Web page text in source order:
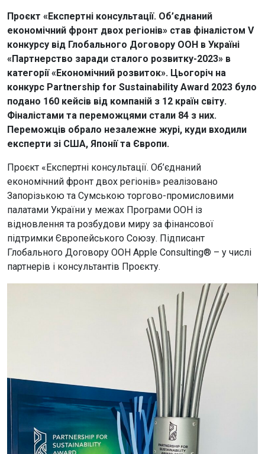
Проєкт «Експертні консультації. Об’єднаний
економічний фронт двох регіонів» став фіналістом V
конкурсу від Глобального Договору ООН в Україні
«Партнерство заради сталого розвитку-2023» в
категорії «Економічний розвиток». Цьогоріч на
конкурс Partnership for Sustainability Award 2023 було
подано 160 кейсів від компаній з 12 країн світу.
Фіналістами та переможцями стали 84 з них.
Переможців обрало незалежне журі, куди входили
експерти зі США, Японії та Європи.
Проєкт «Експертні консультації. Об’єднаний
економічний фронт двох регіонів» реалізовано
Запорізькою та Сумською торгово-промисловими
палатами України у межах Програми ООН із
відновлення та розбудови миру за фінансової
підтримки Європейського Союзу. Підписант
Глобального Договору ООН Apple Consulting® – у числі
партнерів і консультантів Проєкту.